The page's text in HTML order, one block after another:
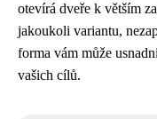
otevírá dveře k větším
jakoukoli variantu,
forma vám může
vašich cílů.